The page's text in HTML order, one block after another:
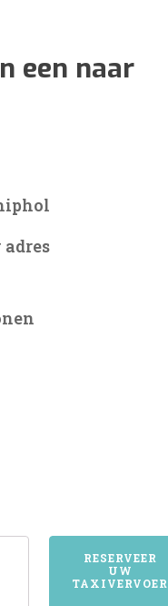
een naar
RESERVEER
UW
TAXIVERVOER